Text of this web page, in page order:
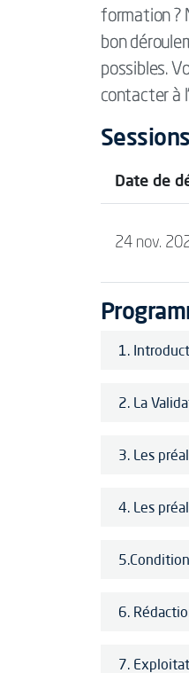
formation ?
bon
possibles.
contacter à
Date de
24 nov.
1.
2. La
3. Les
4. Les
6.
7.